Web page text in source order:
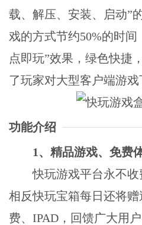
载、解压、安装、启动”
戏的方式节约50%的时间
点即玩”效果，绿色快捷
了玩家对大型客户端游戏
功能介绍
1、精品游戏、免费
快玩游戏平台永不收
相反快玩宝箱每日还将
费、IPAD，回馈广大用户